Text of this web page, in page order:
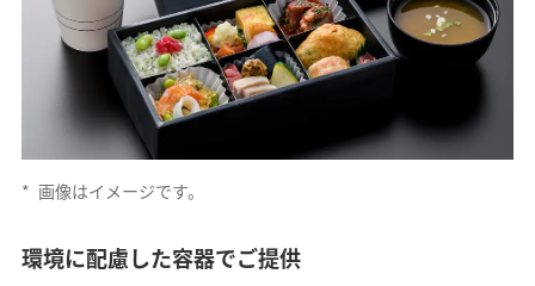
* 画像はイメージです。
環境に配慮した容器でご提供